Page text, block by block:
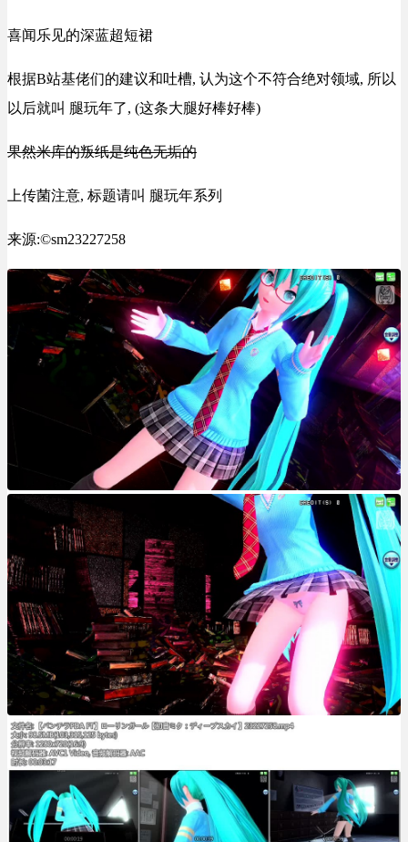
喜闻乐见的深蓝超短裙
根据B站基佬们的建议和吐槽, 认为这个不符合绝对领域, 所以
以后就叫 腿玩年了, (这条大腿好棒好棒)
果然米库的叛纸是纯色无垢的
上传菌注意, 标题请叫 腿玩年系列
来源:©sm23227258